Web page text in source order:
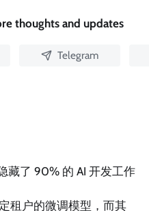
thoughts and updates
Telegram
藏了 90% 的 AI 开发工作
租户的微调模型，而其